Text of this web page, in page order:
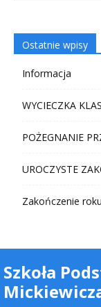
Ostatnie wpisy
Informacja
WYCIECZKA
POŻEGNANIE
UROCZYSTE
Zakończenie
Szkoła